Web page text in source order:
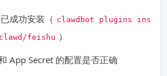
成功安装（ clawdbot plugins ins
feishu ）
App Secret 的配置是否正确